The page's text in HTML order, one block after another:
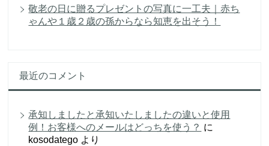
敬老の日に贈るプレゼントの写真に一工夫｜赤ち
ゃんや１歳２歳の孫からなら知恵を出そう！
最近のコメント
承知しましたと承知いたしましたの違いと使用
例！お客様へのメールはどっちを使う？ に
kosodatego より